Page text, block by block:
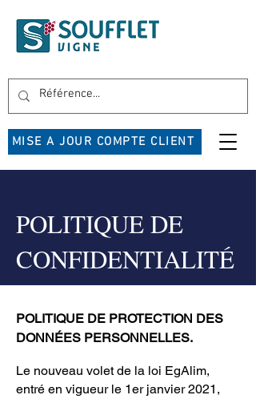
MISE A JOUR COMPTE CLIENT
POLITIQUE DE
CONFIDENTIALITÉ
POLITIQUE DE PROTECTION DES
DONNÉES PERSONNELLES.
Le nouveau volet de la loi EgAlim,
entré en vigueur le 1er janvier 2021,